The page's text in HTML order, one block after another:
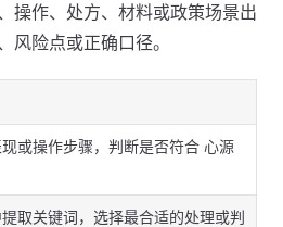
操作、处方、材料或政策场景出
风险点或正确口径。
或操作步骤，判断是否符合 心源
取关键词，选择最合适的处理或判